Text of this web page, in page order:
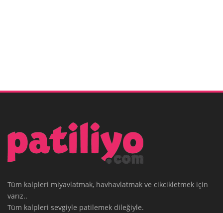
Tüm kalpleri miyavlatmak, havhavlatmak ve cikcikletmek için
varız..
Tüm kalpleri sevgiyle patilemek dileğiyle.